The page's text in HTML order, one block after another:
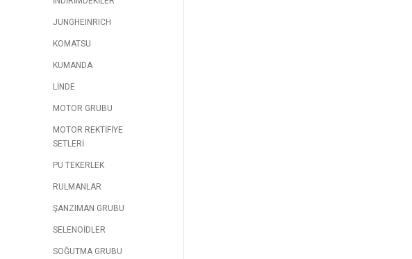
JUNGHEINRICH
KOMATSU
KUMANDA
LİNDE
MOTOR GRUBU
MOTOR REKTİFİYE
SETLERİ
PU TEKERLEK
RULMANLAR
ŞANZIMAN GRUBU
SELENOİDLER
SOĞUTMA GRUBU